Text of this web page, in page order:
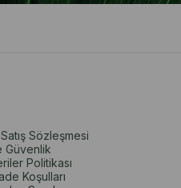
Sözleşmesi
Güvenlik
Politikası
Koşulları